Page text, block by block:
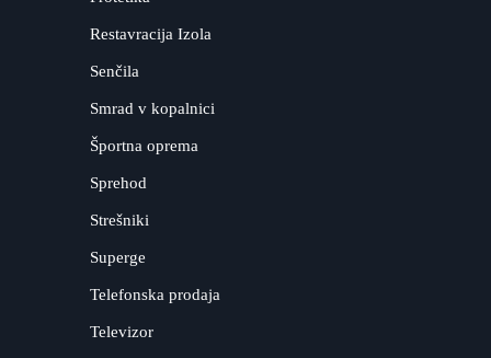
Restavracija Izola
Senčila
Smrad v kopalnici
Športna oprema
Sprehod
Strešniki
Superge
Telefonska prodaja
Televizor